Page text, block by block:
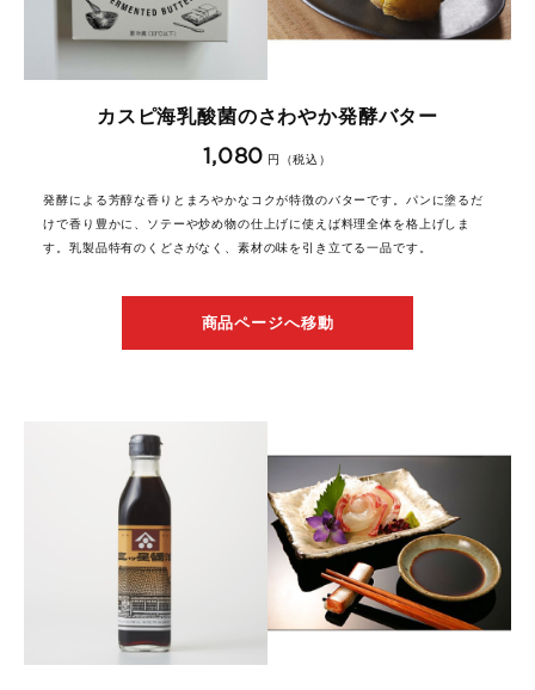
カスピ海乳酸菌のさわやか発酵バター
1,080 円（税込）
発酵による芳醇な香りとまろやかなコクが特徴のバターです。パンに塗るだ
けで香り豊かに、ソテーや炒め物の仕上げに使えば料理全体を格上げしま
す。乳製品特有のくどさがなく、素材の味を引き立てる一品です。
商品ページへ移動